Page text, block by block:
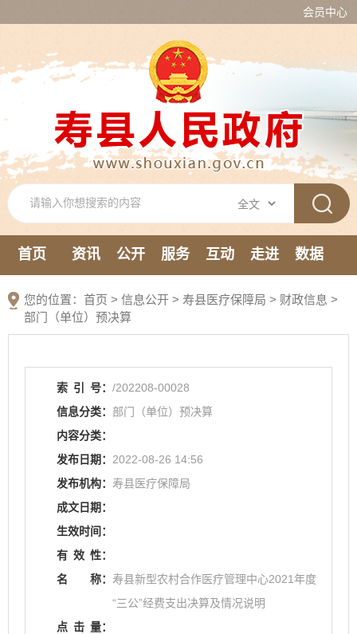
会员中心
首页 资讯 公开 服务 互动 走进
数据
您的位置： 首页 > 信息公开 > 寿县医疗保障局 > 财政信息 >
部门（单位）预决算
索 引 号： /202208-00028
信息分类： 部门（单位）预决算
内容分类：
发布日期： 2022-08-26 14:56
发布机构： 寿县医疗保障局
成文日期：
生效时间：
有 效 性：
名
称： 寿县新型农村合作医疗管理中心2021年度
“三公”经费支出决算及情况说明
点 击 量：